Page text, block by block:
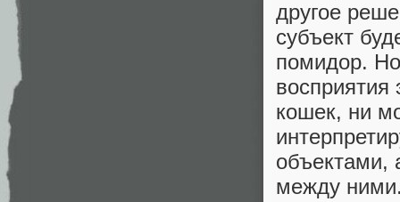
другое
субъект
помидор.
восприятия
кошек, ни
объектами,
между